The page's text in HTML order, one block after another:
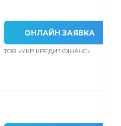
ОНЛАЙН ЗАЯВКА
ТОВ «УКР КРЕДИТ ФІНАНС»